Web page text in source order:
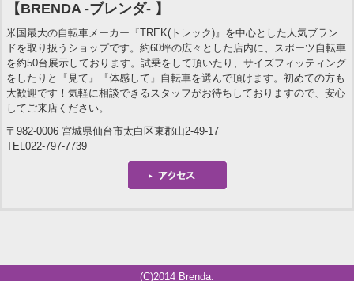
【BRENDA -ブレンダ- 】
米国最大の自転車メーカー『TREK(トレック)』を中心とした人気ブラン
ドを取り扱うショップです。約60坪の広々とした店内に、スポーツ自転車
を約50台展示しております。試乗をして頂いたり、サイズフィッティング
をしたりと『見て』『体感して』自転車を選んで頂けます。初めての方も
大歓迎です！気軽に相談できるスタッフがお待ちしておりますので、安心
してご来店ください。
〒982-0006 宮城県仙台市太白区東郡山2-49-17
TEL022-797-7739
(C)2014 Brenda.